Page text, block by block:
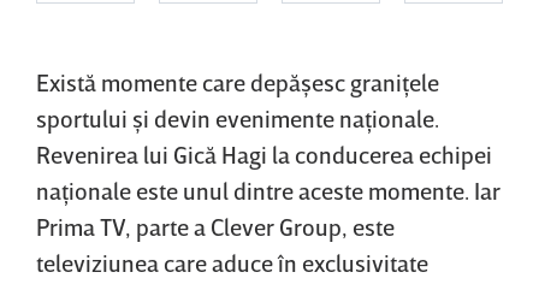
Există momente care depăşesc graniţele
sportului şi devin evenimente naţionale.
Revenirea lui Gică Hagi la conducerea echipei
naţionale este unul dintre aceste momente. Iar
Prima TV, parte a Clever Group, este
televiziunea care aduce în exclusivitate